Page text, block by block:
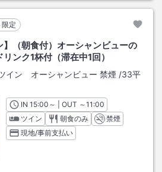
限定
（朝食付）オーシャンビューの
ンク1杯付（滞在中1回）
イン オーシャンビュー 禁煙 /33平
INチェックイン
15:00 ～ | OUT チェックアウト
～11:00
ツイン
朝食のみ
禁煙
現地/事前支払い